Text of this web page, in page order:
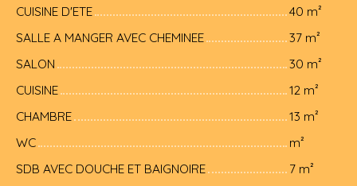
CUISINE D'ETE
40 m²
SALLE A MANGER AVEC CHEMINEE
37 m²
SALON
30 m²
CUISINE
12 m²
CHAMBRE
13 m²
WC
m²
SDB AVEC DOUCHE ET BAIGNOIRE
7 m²